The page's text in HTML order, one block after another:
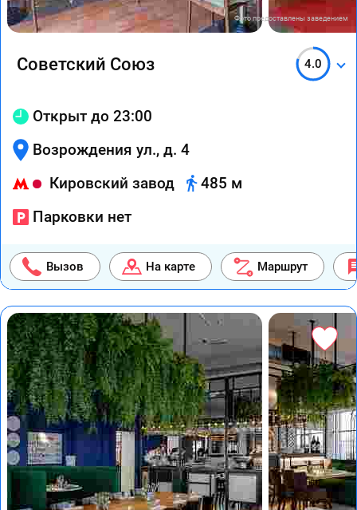
Фото предоставлены заведением
Советский Союз 4.0
Открыт до 23:00
Возрождения ул., д. 4
Кировский завод
485 м
Парковки нет
Вызов На карте Маршрут